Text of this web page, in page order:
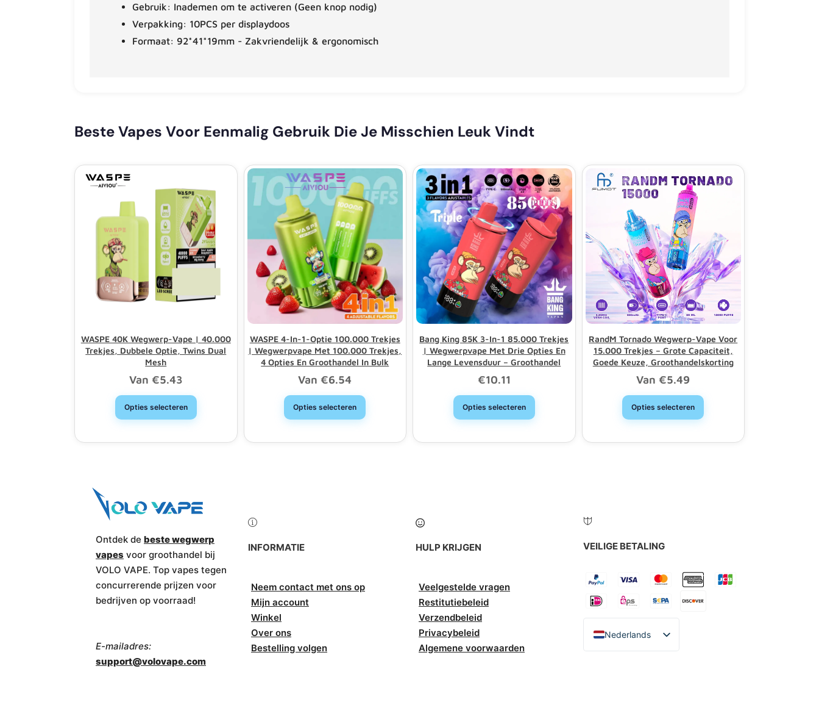
Gebruik: Inademen om te activeren (Geen knop nodig)
Verpakking: 10PCS per displaydoos
Formaat: 92*41*19mm - Zakvriendelijk & ergonomisch
Beste Vapes Voor Eenmalig Gebruik Die Je Misschien Leuk Vindt
WASPE 40K Wegwerp-Vape | 40.000
Trekjes, Dubbele Optie, Twins Dual
Mesh
Van €5.43
Opties selecteren
WASPE 4-In-1-Optie 100.000 Trekjes
| Wegwerpvape Met 100.000 Trekjes,
4 Opties En Groothandel In Bulk
Van €6.54
Opties selecteren
Bang King 85K 3-In-1 85.000 Trekjes
| Wegwerpvape Met Drie Opties En
Lange Levensduur – Groothandel
€10.11
Opties selecteren
RandM Tornado Wegwerp-Vape Voor
15.000 Trekjes – Grote Capaciteit,
Goede Keuze, Groothandelskorting
Van €5.49
Opties selecteren
Ontdek de beste wegwerp
vapes voor groothandel bij
VOLO VAPE. Top vapes tegen
concurrerende prijzen voor
bedrijven op voorraad!
E-mailadres:
support@volovape.com
INFORMATIE
Neem contact met ons op
Mijn account
Winkel
Over ons
Bestelling volgen
HULP KRIJGEN
Veelgestelde vragen
Restitutiebeleid
Verzendbeleid
Privacybeleid
Algemene voorwaarden
VEILIGE BETALING
Nederlands
English